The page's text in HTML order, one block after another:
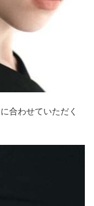
合わせていただく